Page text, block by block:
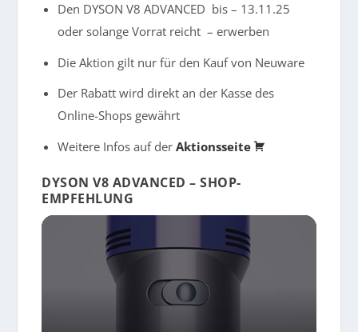
Den DYSON V8 ADVANCED bis – 13.11.25
oder solange Vorrat reicht – erwerben
Die Aktion gilt nur für den Kauf von Neuware
Der Rabatt wird direkt an der Kasse des
Online-Shops gewährt
Weitere Infos auf der Aktionsseite
DYSON V8 ADVANCED – SHOP-
EMPFEHLUNG